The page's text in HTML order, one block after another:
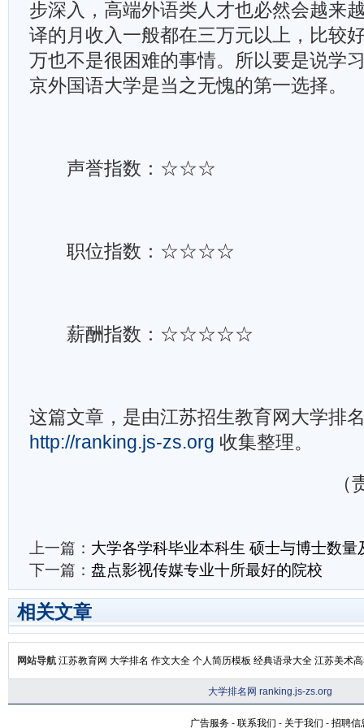
步深入，高端外语类人才也必然会越来
译的月收入一般都在三万元以上，比较
万也不是很困难的事情。所以要是说学
京外国语大学是当之无愧的第一选择。
声誉指数：☆☆☆
职位指数：☆☆☆☆
薪酬指数：☆☆☆☆☆
这篇文章，是由江苏招生教育网大学排
http://ranking.js-zs.org 收集整理。
上一篇： 大学各学科毕业本科生 硕士与博士数量
下一篇： 盘点影视传媒专业十所最好的院校
相关文章
网站导航 江苏教育网 大学排名 作文大全 个人简历模板 经典语录大全 江苏美术
大学排名网 ranking.js-zs.org
广告服务- 联系我们 - 关于我们 - 招聘信